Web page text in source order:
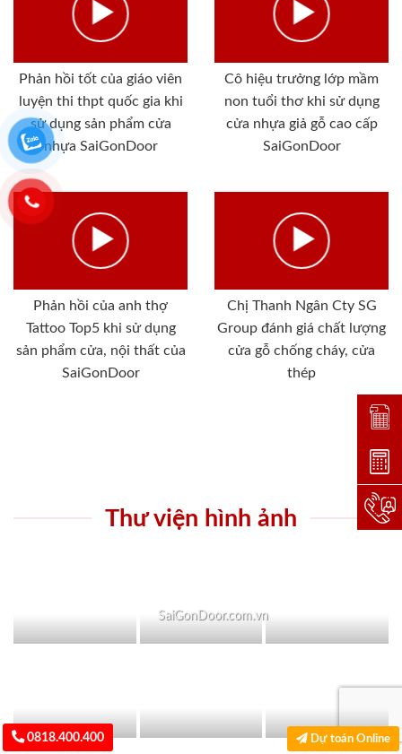
Phản hồi tốt của giáo viên
luyện thi thpt quốc gia khi
sử dụng sản phẩm cửa
nhựa SaiGonDoor
Cô hiệu trưởng lớp mầm
non tuổi thơ khi sử dụng
cửa nhựa giả gỗ cao cấp
SaiGonDoor
Phản hồi của anh thợ
Tattoo Top5 khi sử dụng
sản phẩm cửa, nội thất của
SaiGonDoor
Chị Thanh Ngân Cty SG
Group đánh giá chất lượng
cửa gỗ chống cháy, cửa
thép
Thư viện hình ảnh
SaiGonDoor.com.vn
0818.400.400 Dự toán Online
Đặt
Dự